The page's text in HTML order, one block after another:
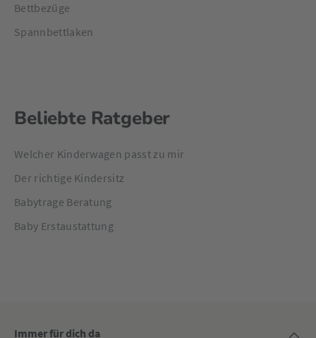
Bettbezüge
Spannbettlaken
Beliebte Ratgeber
Welcher Kinderwagen passt zu mir
Der richtige Kindersitz
Babytrage Beratung
Baby Erstaustattung
Immer für dich da